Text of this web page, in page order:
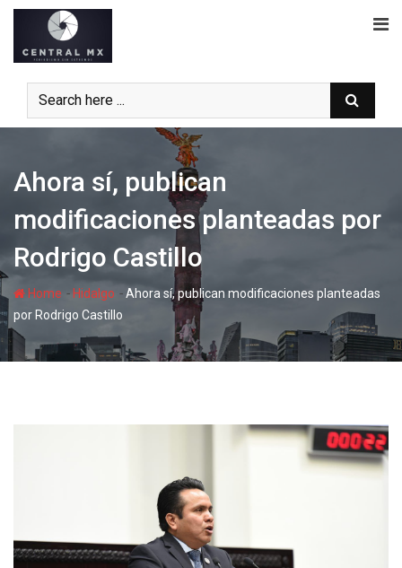
Skip
content
Ahora sí, publican
modificaciones planteadas por
Rodrigo Castillo
Home - Hidalgo -Ahora sí, publican modificaciones planteadas
por Rodrigo Castillo